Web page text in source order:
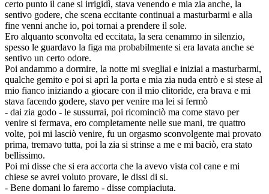
certo punto il cane si irrigidì, stava venendo e mia zia anche, la
sentivo godere, che scena eccitante continuai a masturbarmi e alla
fine venni anche io, poi tornai a prendere il sole.
Ero alquanto sconvolta ed eccitata, la sera cenammo in silenzio,
spesso le guardavo la figa ma probabilmente si era lavata anche se
sentivo un certo odore.
Poi andammo a dormire, la notte mi svegliai e iniziai a masturbarmi,
qualche gemito e poi si aprì la porta e mia zia nuda entrò e si stese al
mio fianco iniziando a giocare con il mio clitoride, era brava e mi
stava facendo godere, stavo per venire ma lei si fermò
- dai zia godo - le sussurrai, poi ricominciò ma come stavo per
venire si fermava, ero completamente nelle sue mani, tre quattro
volte, poi mi lasciò venire, fu un orgasmo sconvolgente mai provato
prima, tremavo tutta, poi la zia si strinse a me e mi baciò, era stato
bellissimo.
Poi mi disse che si era accorta che la avevo vista col cane e mi
chiese se avrei voluto provare, le dissi di si.
- Bene domani lo faremo - disse compiaciuta.